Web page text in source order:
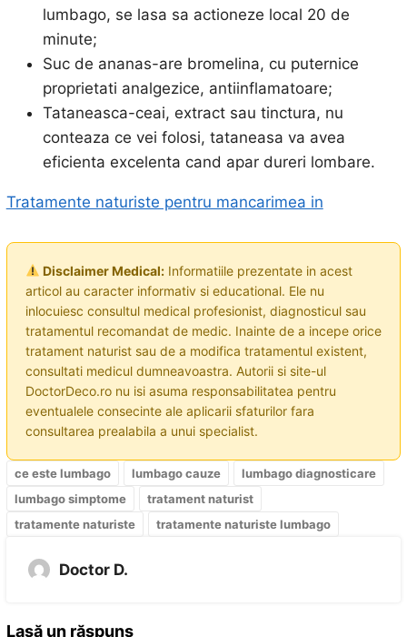
lumbago, se lasa sa actioneze local 20 de
minute;
Suc de ananas-are bromelina, cu puternice
proprietati analgezice, antiinflamatoare;
Tataneasca-ceai, extract sau tinctura, nu
conteaza ce vei folosi, tataneasa va avea
eficienta excelenta cand apar dureri lombare.
Tratamente naturiste pentru mancarimea in
Disclaimer Medical:Informatiile prezentate in acest
articol au caracter informativ si educational. Ele nu
inlocuiesc consultul medical profesionist, diagnosticul sau
tratamentul recomandat de medic. Inainte de a incepe orice
tratament naturist sau de a modifica tratamentul existent,
consultati medicul dumneavoastra. Autorii si site-ul
DoctorDeco.ro nu isi asuma responsabilitatea pentru
eventualele consecinte ale aplicarii sfaturilor fara
consultarea prealabila a unui specialist.
ce este lumbago lumbago cauze
lumbago diagnosticare
lumbago simptome
tratament naturist
tratamente naturiste
tratamente naturiste lumbago
Doctor D.
Lasă un răspuns